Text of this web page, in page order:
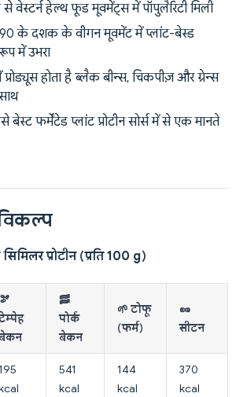
हेल्थ फूड मूवमेंट्स में पॉपुलैरिटी मिली
के दशक के वीगन मूवमेंट में प्लांट-बेस्ड
में उभरा
प्रोड्यूस होता है ब्लैक बीन्स, चिकपीज़ और ग्रेन्स
बेस्ट फर्मेंटेड प्लांट प्रोटीन सोर्स में से एक मानते
प्रोटीन (प्रति 100 g)
🫘
🥓
पोर्क
बेकन
🌱 टोफू
(फर्म)
🥜
सीटन
541
kcal
144
kcal
370
kcal